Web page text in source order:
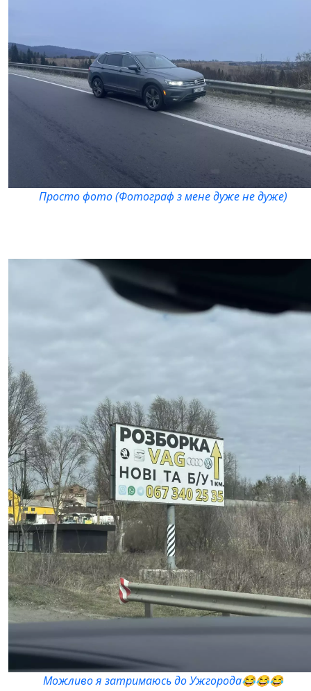
Просто фото (Фотограф з мене дуже не дуже)
Можливо я затримаюсь до Ужгорода😂😂😂